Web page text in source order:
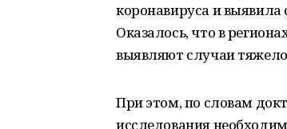
коронавируса и выявила
Оказалось, что в
выявляют случаи
При этом, по словам
исследования